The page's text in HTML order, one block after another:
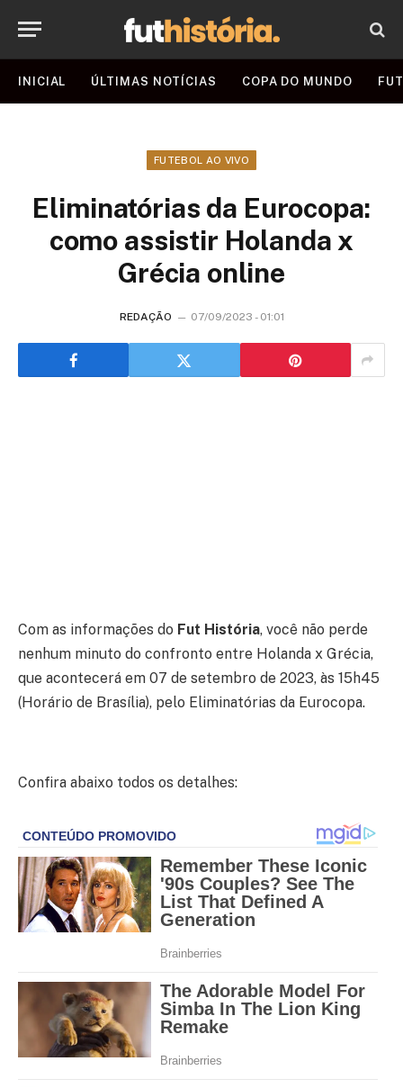
INICIAL ÚLTIMAS NOTÍCIAS COPA DO MUNDO
FUTEBOL AO VIVO
Eliminatórias da Eurocopa:
como assistir Holanda x
Grécia online
REDAÇÃO 07/09/2023 - 01:01
Com as informações do Fut História, você não perde
nenhum minuto do confronto entre Holanda x Grécia,
que acontecerá em 07 de setembro de 2023, às 15h45
(Horário de Brasília), pelo Eliminatórias da Eurocopa.
Confira abaixo todos os detalhes: